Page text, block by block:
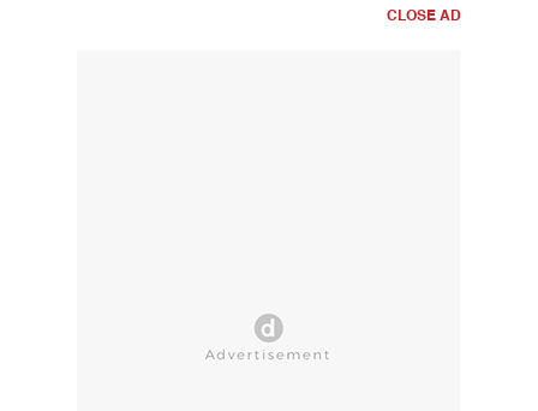
CLOSE AD